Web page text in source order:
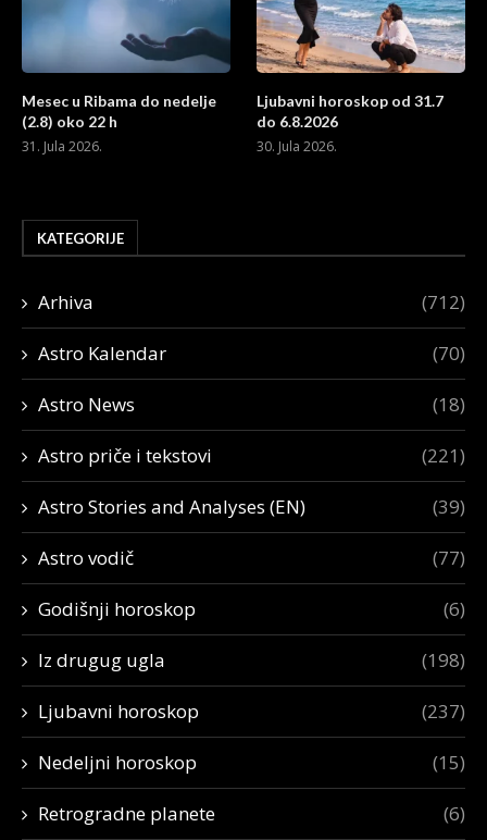
Mesec u Ribama do nedelje
(2.8) oko 22 h
31. Jula 2026.
Ljubavni horoskop od 31.7
do 6.8.2026
30. Jula 2026.
KATEGORIJE
Arhiva (712)
Astro Kalendar (70)
Astro News (18)
Astro priče i tekstovi (221)
Astro Stories and Analyses (EN) (39)
Astro vodič (77)
Godišnji horoskop (6)
Iz drugug ugla (198)
Ljubavni horoskop (237)
Nedeljni horoskop (15)
Retrogradne planete (6)